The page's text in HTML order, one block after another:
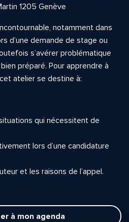
1205 Genève
notamment dans
d’une demande de stage ou
s’avérer problématique
préparé. Pour apprendre à
atelier se destine à:
qui nécessitent de
lors d’une candidature
et les raisons de l’appel.
à mon agenda